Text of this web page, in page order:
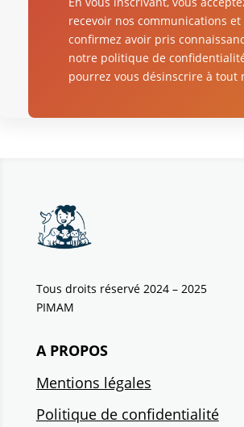
recevoir nos communications et
confirmez avoir pris
notre politique de
pourrez vous désinscrire à tout
Tous droits réservé 2024 – 2025
PIMAM
A PROPOS
Mentions légales
Politique de confidentialité